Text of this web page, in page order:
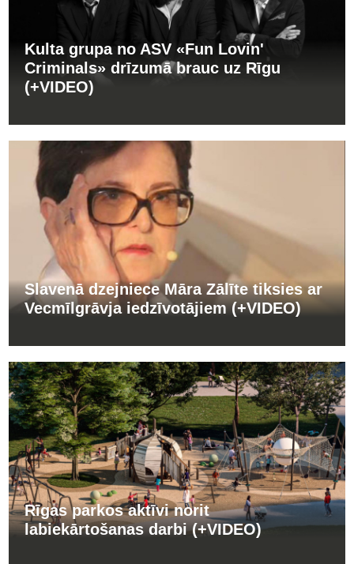
Kulta grupa no ASV «Fun Lovin'
Criminals» drīzumā brauc uz Rīgu
(+VIDEO)
Slavenā dzejniece Māra Zālīte tiksies ar
Vecmīlgrāvja iedzīvotājiem (+VIDEO)
Rīgas parkos aktīvi norit
labiekārtošanas darbi (+VIDEO)